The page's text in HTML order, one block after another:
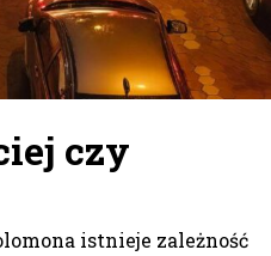
czy
istnieje zależność